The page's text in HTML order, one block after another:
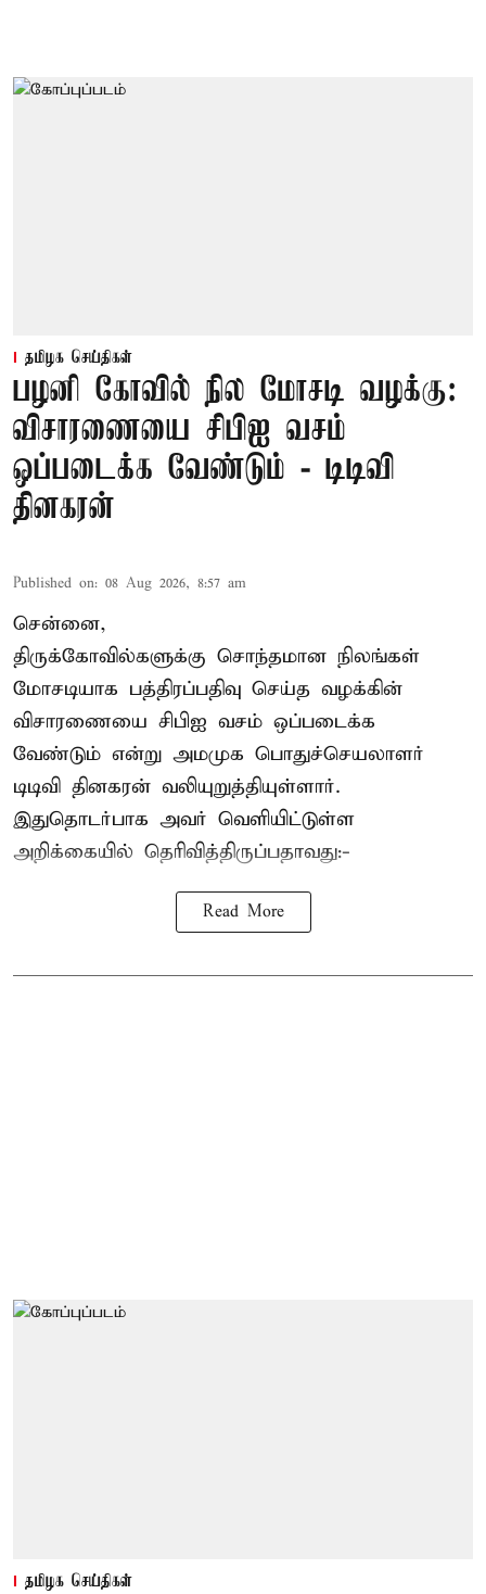
தமிழக செய்திகள்
பழனி கோவில் நில மோசடி வழக்கு:
விசாரணையை சிபிஐ வசம்
ஒப்படைக்க வேண்டும் - டிடிவி
தினகரன்
Published on: 08 Aug 2026, 8:57 am
சென்னை,
திருக்கோவில்களுக்கு சொந்தமான நிலங்கள்
மோசடியாக பத்திரப்பதிவு செய்த வழக்கின்
விசாரணையை சிபிஐ வசம் ஒப்படைக்க
வேண்டும் என்று அமமுக பொதுச்செயலாளர்
டிடிவி தினகரன் வலியுறுத்தியுள்ளார்.
இதுதொடர்பாக அவர் வெளியிட்டுள்ள
அறிக்கையில் தெரிவித்திருப்பதாவது:-
Read More
தமிழக செய்திகள்